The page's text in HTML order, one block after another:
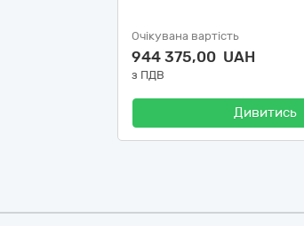
Очікувана вартість
944 375,00 UAH
з ПДВ
Дивитись